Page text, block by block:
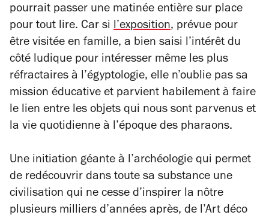
pourrait passer une matinée entière sur place
pour tout lire. Car si l’exposition, prévue pour
être visitée en famille, a bien saisi l’intérêt du
côté ludique pour intéresser même les plus
réfractaires à l’égyptologie, elle n’oublie pas sa
mission éducative et parvient habilement à faire
le lien entre les objets qui nous sont parvenus et
la vie quotidienne à l’époque des pharaons.
Une initiation géante à l’archéologie qui permet
de redécouvrir dans toute sa substance une
civilisation qui ne cesse d’inspirer la nôtre
plusieurs milliers d’années après, de l’Art déco